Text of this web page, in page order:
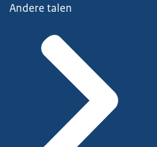
Andere talen